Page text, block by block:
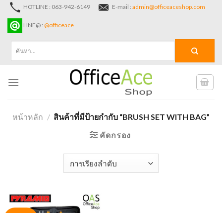
Skip
content
HOTLINE : 063-942-6149 E-mail : admin@officeaceshop.com
LINE@ : @officeace
หน้าหลัก / สินค้าที่มีป้ายกำกับ “BRUSH SET WITH BAG”
คัดกรอง